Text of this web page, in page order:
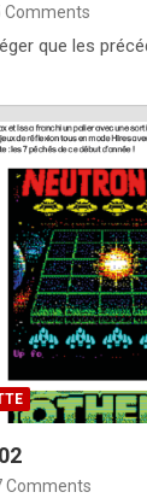
e
f
o
m
m
a
y
b
e
b
y
g
Comments
que les
Comments